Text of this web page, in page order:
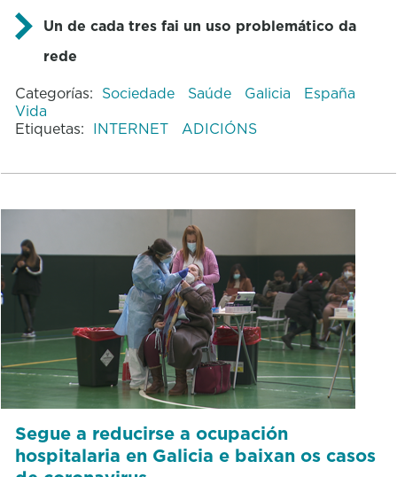
Un de cada tres fai un uso problemático da
rede
Categorías: Sociedade Saúde Galicia
España
Vida
Etiquetas: INTERNET ADICIÓNS
Segue a reducirse a ocupación
hospitalaria en Galicia e baixan os casos